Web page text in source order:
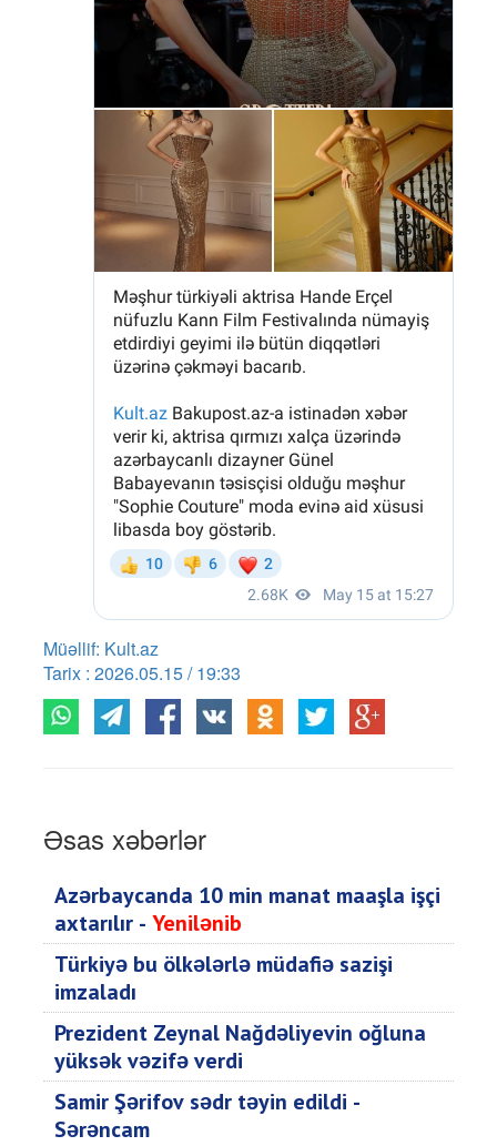
Müəllif: Kult.az
Tarix : 2026.05.15 / 19:33
Əsas xəbərlər
Azərbaycanda 10 min manat maaşla işçi
axtarılır - Yenilənib
Türkiyə bu ölkələrlə müdafiə sazişi
imzaladı
Prezident Zeynal Nağdəliyevin oğluna
yüksək vəzifə verdi
Samir Şərifov sədr təyin edildi -
Sərəncam